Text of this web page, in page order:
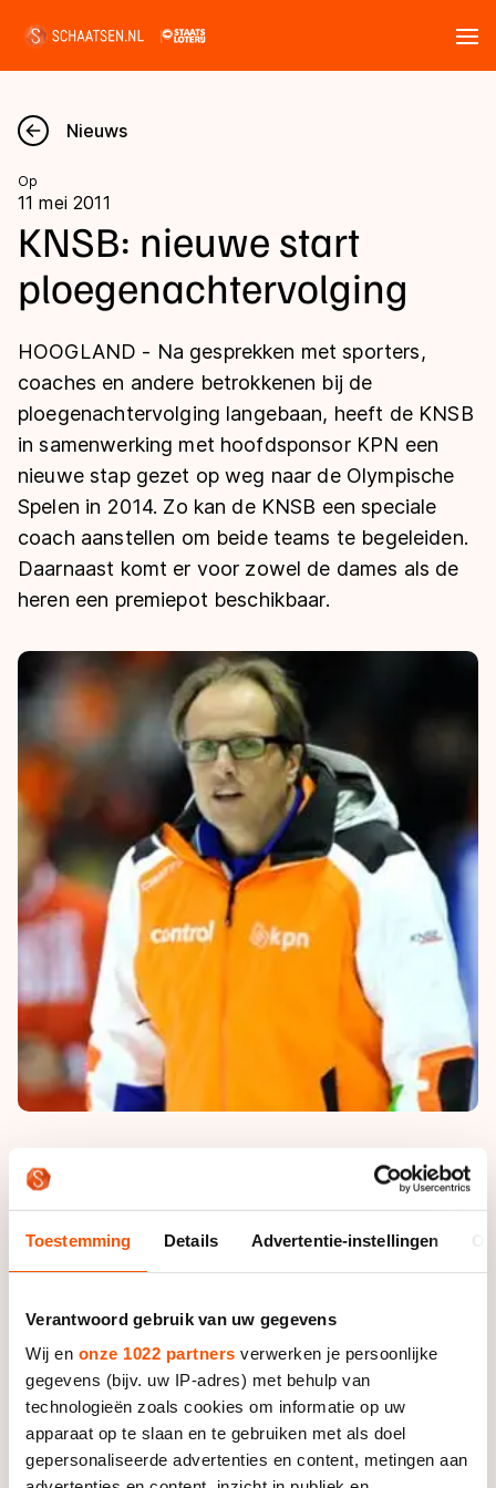
Toestemming Details Advertentie-instellingen
Verantwoord gebruik van uw gegevens
Wij en onze 1022 partners verwerken je persoonlijke
gegevens (bijv. uw IP-adres) met behulp van
technologieën zoals cookies om informatie op uw
apparaat op te slaan en te gebruiken met als doel
gepersonaliseerde advertenties en content, metingen aan
Nieuws
Kalender
Disciplines
Langebaan
Shorttrack
Inlineskaten
Kunstschaatsen
Schoonrijden
Natuurijs
Uitslagen
Langebaan
Shorttrack
Marathon
Inlineskaten
Kunstschaatsen
Tijden & historie
Ranglijsten Langebaan
Persoonlijke records & tijden
Historie & statistiek
De weg op
Inschrijven wedstrijden
Algemene Nederlandse Schaatstijd
Waar kan ik schaatsen en skaten?
Schaatsfans
Evenementen
Tickets
Livestreams
Winacties
Olympische Spelen
Olympische Spelen
Medaille overzicht
Medaillespiegel
Olympische uitslagen
Van Jong tot Goud verhalen
Nieuws
Op
11 mei 2011
KNSB: nieuwe start
ploegenachtervolging
HOOGLAND - Na gesprekken met sporters,
coaches en andere betrokkenen bij de
ploegenachtervolging langebaan, heeft de KNSB
in samenwerking met hoofdsponsor KPN een
nieuwe stap gezet op weg naar de Olympische
Spelen in 2014. Zo kan de KNSB een speciale
coach aanstellen om beide teams te begeleiden.
Daarnaast komt er voor zowel de dames als de
heren een premiepot beschikbaar.
Jac Orie is blij met de aandacht voor de
ploegenachtervolging
Teamgeest, samenwerking en willen winnen, dat zijn
de drie belangrijkste trefwoorden om Team Nederland
laten zijn. Een visie die ook hoofdsponsor KPN
omarmt. De nieuw aan te stellen coach zal zich in de
begeleiding dan ook hierop richten.
Jac Orie, coach van Control, is blij met deze aandacht
voor de ploegenachtervolging. "Dit is een mooie start,